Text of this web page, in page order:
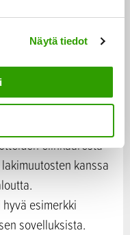
Näytä tiedot
enemmän kohti
Niin yritykset kuin
ratkaisuja
olevia tuotteita.
elinkaaresta
kanssa
esimerkki
sovelluksista.